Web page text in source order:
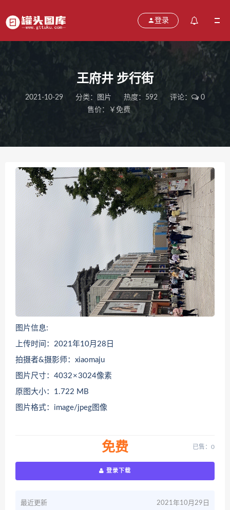
登录
王府井 步行街
2021-10-29 分类： 图片 热度：592 评论：
0
售价：￥免费
图片信息:
上传时间：2021年10月28日
拍摄者&摄影师：xiaomaju
图片尺寸：4032 × 3024像素
原图大小：1.722 MB
图片格式：image/jpeg图像
免费 已售：0
登录下载
最近更新 2021年10月29日